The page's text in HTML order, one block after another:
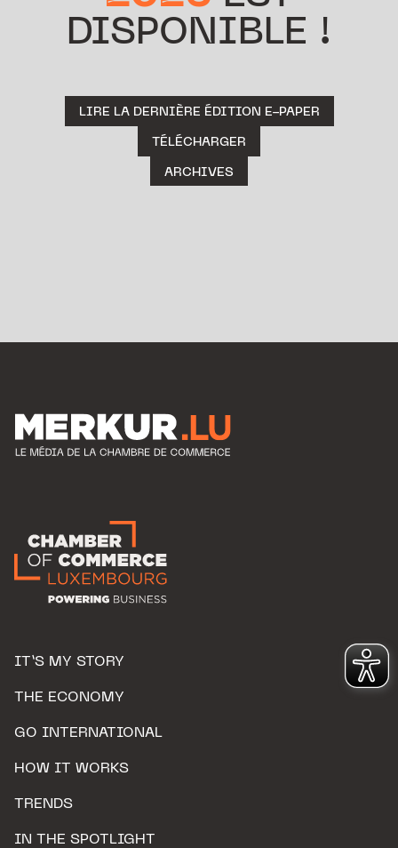
DISPONIBLE !
LIRE LA DERNIÈRE ÉDITION E-PAPER
TÉLÉCHARGER
ARCHIVES
IT’S MY STORY
THE ECONOMY
GO INTERNATIONAL
HOW IT WORKS
TRENDS
IN THE SPOTLIGHT